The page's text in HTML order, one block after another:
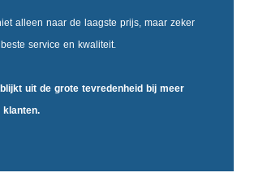
alleen naar de laagste prijs, maar zeker
service en kwaliteit.
uit de grote tevredenheid bij meer
klanten.